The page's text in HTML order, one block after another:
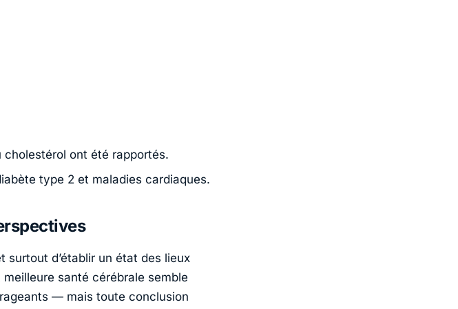
cholestérol ont été rapportés.
type 2 et maladies cardiaques.
surtout d’établir un état des lieux
meilleure santé cérébrale semble
— mais toute conclusion